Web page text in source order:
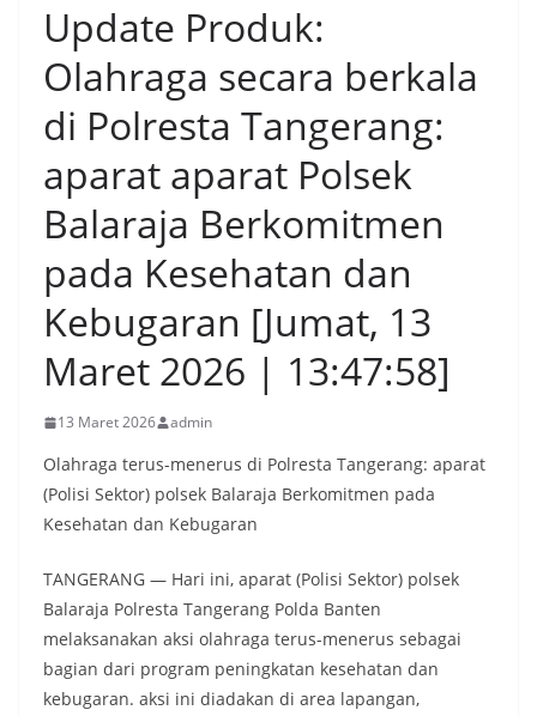
Update Produk:
Olahraga secara berkala
di Polresta Tangerang:
aparat aparat Polsek
Balaraja Berkomitmen
pada Kesehatan dan
Kebugaran [Jumat, 13
Maret 2026 | 13:47:58]
13 Maret 2026 admin
Olahraga terus-menerus di Polresta Tangerang: aparat
(Polisi Sektor) polsek Balaraja Berkomitmen pada
Kesehatan dan Kebugaran
TANGERANG — Hari ini, aparat (Polisi Sektor) polsek
Balaraja Polresta Tangerang Polda Banten
melaksanakan aksi olahraga terus-menerus sebagai
bagian dari program peningkatan kesehatan dan
kebugaran. aksi ini diadakan di area lapangan,